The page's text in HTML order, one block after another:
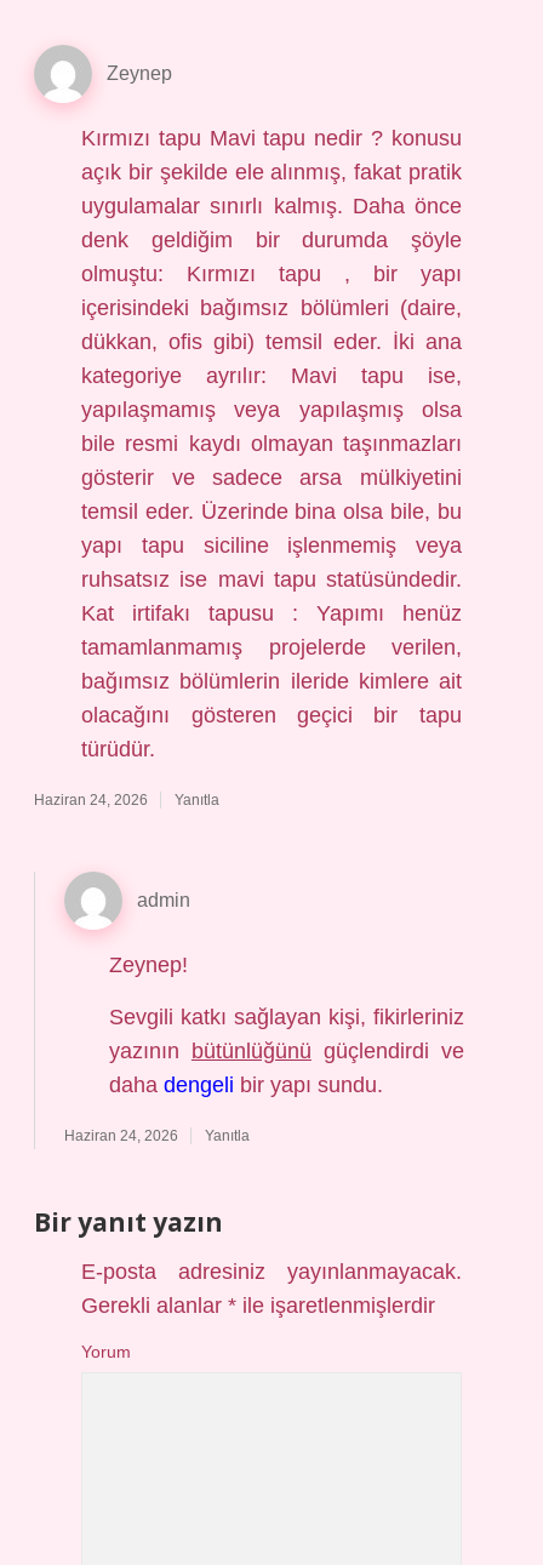
Zeynep
Kırmızı tapu Mavi tapu nedir ? konusu
açık bir şekilde ele alınmış, fakat pratik
uygulamalar sınırlı kalmış. Daha önce
denk geldiğim bir durumda şöyle
olmuştu: Kırmızı tapu , bir yapı
içerisindeki bağımsız bölümleri (daire,
dükkan, ofis gibi) temsil eder. İki ana
kategoriye ayrılır: Mavi tapu ise,
yapılaşmamış veya yapılaşmış olsa
bile resmi kaydı olmayan taşınmazları
gösterir ve sadece arsa mülkiyetini
temsil eder. Üzerinde bina olsa bile, bu
yapı tapu siciline işlenmemiş veya
ruhsatsız ise mavi tapu statüsündedir.
Kat irtifakı tapusu : Yapımı henüz
tamamlanmamış projelerde verilen,
bağımsız bölümlerin ileride kimlere ait
olacağını gösteren geçici bir tapu
türüdür.
Haziran 24, 2026 Yanıtla
admin
Zeynep!
Sevgili katkı sağlayan kişi, fikirleriniz
yazının
bütünlüğünü güçlendirdi ve
daha dengeli bir yapı sundu.
Haziran 24, 2026 Yanıtla
Bir yanıt yazın
E-posta adresiniz yayınlanmayacak.
Gerekli alanlar* ile işaretlenmişlerdir
Yorum